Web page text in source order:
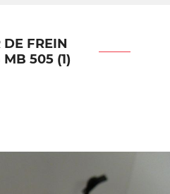
DE FREIN
505 (1)